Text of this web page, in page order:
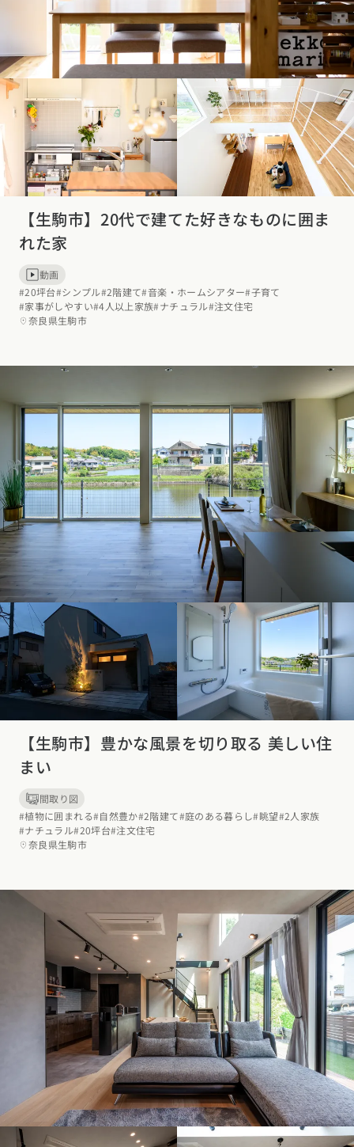
【生駒市】20代で建てた好きなものに囲ま
れた家
動画
#20坪台#シンプル#2階建て#音楽・ホームシアター#子育て
#家事がしやすい#4人以上家族#ナチュラル#注文住宅
奈良県生駒市
【生駒市】豊かな風景を切り取る 美しい住
まい
間取り図
#植物に囲まれる#自然豊か#2階建て#庭のある暮らし#眺望#2人家族
#ナチュラル#20坪台#注文住宅
奈良県生駒市